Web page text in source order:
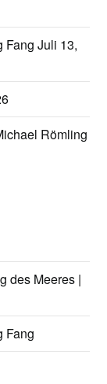
Fang Juli 13,
Römling
des Meeres |
Fang